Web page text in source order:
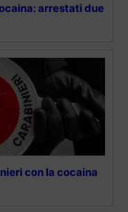
arrestati due
con la cocaina